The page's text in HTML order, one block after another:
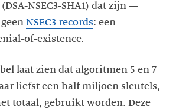
(DSA-NSEC3-SHA1) dat zijn —
NSEC3 records: een
of-existence.
laat zien dat algoritmen 5 en 7
liefst een half miljoen sleutels,
totaal, gebruikt worden. Deze